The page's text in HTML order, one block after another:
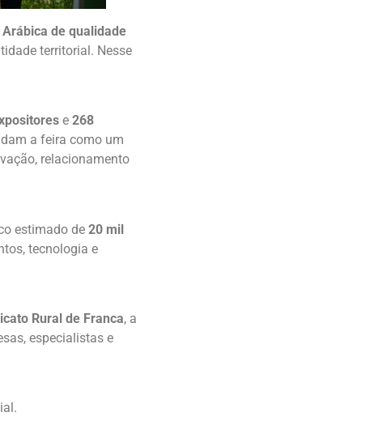
de qualidade
territorial. Nesse
e 268
a feira como um
relacionamento
estimado de 20 mil
tecnologia e
Rural de Franca, a
especialistas e